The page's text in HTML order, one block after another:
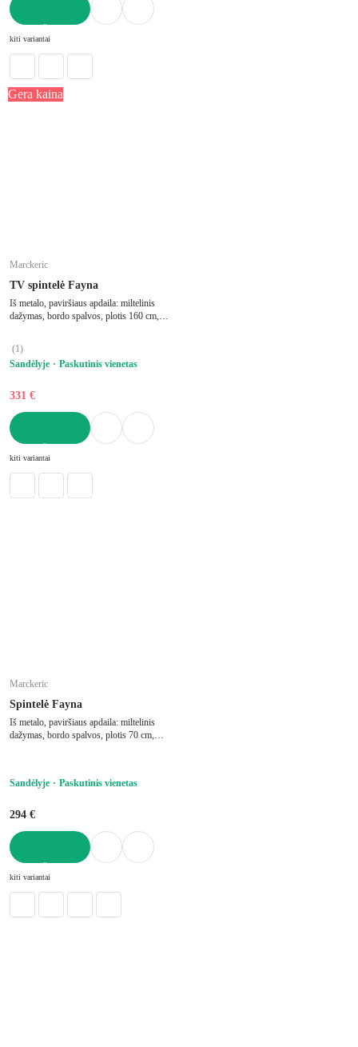
kiti variantai
Gera kaina
Marckeric
TV spintelė Fayna
Iš metalo, paviršiaus apdaila: miltelinis
dažymas, bordo spalvos, plotis 160 cm,
(1)
Sandėlyje
Paskutinis vienetas
331 €
kiti variantai
Marckeric
Spintelė Fayna
Iš metalo, paviršiaus apdaila: miltelinis
dažymas, bordo spalvos, plotis 70 cm,
Sandėlyje Paskutinis vienetas
294 €
kiti variantai